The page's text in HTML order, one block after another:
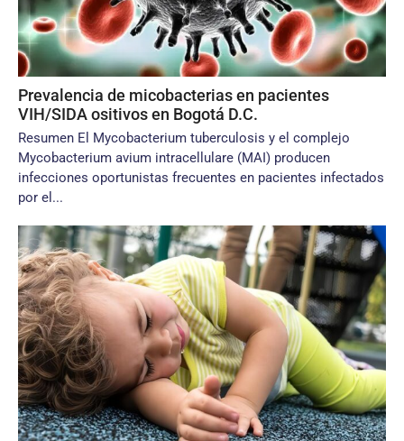
Prevalencia de micobacterias en pacientes
VIH/SIDA ositivos en Bogotá D.C.
Resumen El Mycobacterium tuberculosis y el complejo
Mycobacterium avium intracellulare (MAI) producen
infecciones oportunistas frecuentes en pacientes infectados
por el...